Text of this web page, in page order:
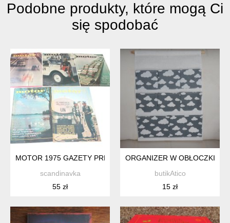
Podobne produkty, które mogą Ci
się spodobać
MOTOR 1975 GAZETY PRL 5SZT
scandinavka
55 zł
ORGANIZER W OBŁOCZKI *53
butikAtico
15 zł